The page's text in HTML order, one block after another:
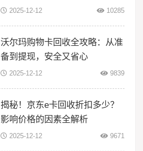
2025-12-12 10285
沃尔玛购物卡回收全攻略：从准
备到提现，安全又省心
2025-12-12 9839
揭秘！京东e卡回收折扣多少？
影响价格的因素全解析
2025-12-12 9671